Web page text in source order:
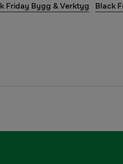
Friday Bygg & Verktyg
Black